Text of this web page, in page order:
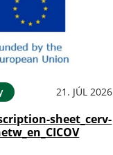
21. JÚL 2026
sheet_cerv-